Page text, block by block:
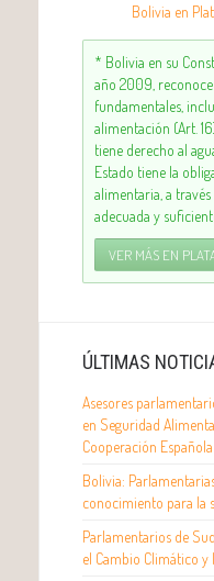
Bolivia en
* Bolivia en su
año 2009,
fundamentales,
alimentación (Art.
tiene derecho al
Estado tiene la
alimentaria, a
adecuada y
VER MÁS EN
ÚLTIMAS
Asesores
en Seguridad
Cooperación Española
Bolivia:
conocimiento para la
Parlamentarios de
el Cambio Climático